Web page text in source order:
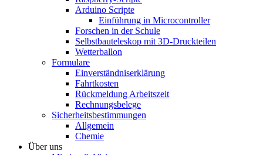
Arduino Scripte
Einführung in Microcontroller
Forschen in der Schule
Selbstbauteleskop mit 3D-Druckteilen
Wetterballon
Formulare
Einverständniserklärung
Fahrtkosten
Rückmeldung Arbeitszeit
Rechnungsbelege
Sicherheitsbestimmungen
Allgemein
Chemie
Über uns